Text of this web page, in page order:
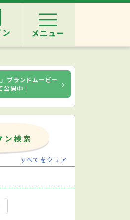
メニュー
ブランドムービー
公開中！
›
すべてをクリア